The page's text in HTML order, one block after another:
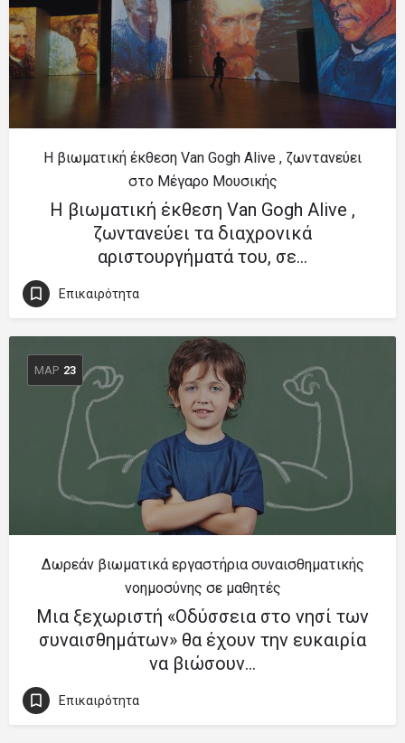
Η βιωματική έκθεση Van Gogh Alive , ζωντανεύει
στο Μέγαρο Μουσικής
Η βιωματική έκθεση Van Gogh Alive ,
ζωντανεύει τα διαχρονικά
αριστουργήματά του, σε…
Επικαιρότητα
ΜΑΡ 23
Δωρεάν βιωματικά εργαστήρια συναισθηματικής
νοημοσύνης σε μαθητές
Μια ξεχωριστή «Οδύσσεια στο νησί των
συναισθημάτων» θα έχουν την ευκαιρία
να βιώσουν…
Επικαιρότητα